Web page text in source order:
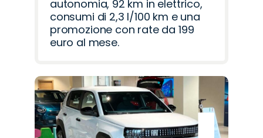
autonomia, 92 km in elettrico,
consumi di 2,3 l/100 km e una
promozione con rate da 199
euro al mese.